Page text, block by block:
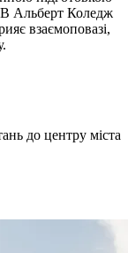
В Альберт Коледж
взаємоповазі,
до центру міста